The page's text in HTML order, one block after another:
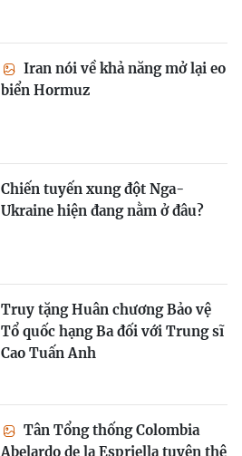
Iran nói về khả năng mở lại eo
biển Hormuz
Chiến tuyến xung đột Nga-
Ukraine hiện đang nằm ở đâu?
Truy tặng Huân chương Bảo vệ
Tổ quốc hạng Ba đối với Trung sĩ
Cao Tuấn Anh
Tân Tổng thống Colombia
Abelardo de la Espriella tuyên thệ